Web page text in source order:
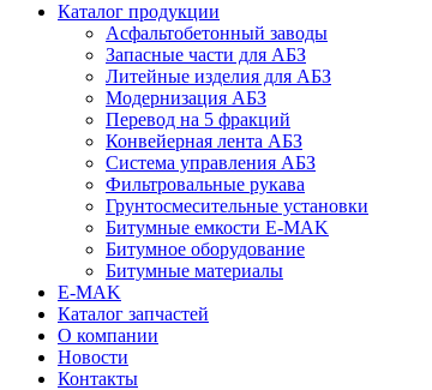
Каталог продукции
Асфальтобетонный заводы
Запасные части для АБЗ
Литейные изделия для АБЗ
Модернизация АБЗ
Перевод на 5 фракций
Конвейерная лента АБЗ
Система управления АБЗ
Фильтровальные рукава
Грунтосмесительные установки
Битумные емкости E-MAK
Битумное оборудование
Битумные материалы
E-MAK
Каталог запчастей
О компании
Новости
Контакты